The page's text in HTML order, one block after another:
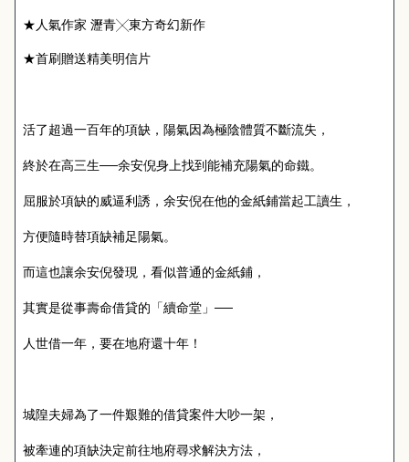
★人氣作家 瀝青╳東方奇幻新作
★首刷贈送精美明信片
活了超過一百年的項缺，陽氣因為極陰體質不斷流失，
終於在高三生──余安倪身上找到能補充陽氣的命鐵。
屈服於項缺的威逼利誘，余安倪在他的金紙鋪當起工讀生，
方便隨時替項缺補足陽氣。
而這也讓余安倪發現，看似普通的金紙鋪，
其實是從事壽命借貸的「續命堂」──
人世借一年，要在地府還十年！
城隍夫婦為了一件艱難的借貸案件大吵一架，
被牽連的項缺決定前往地府尋求解決方法，